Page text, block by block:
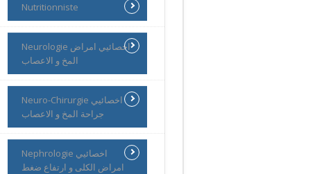
Nutritionniste
Neurologie اخصائيي امراض
المخ و الاعصاب
Neuro-Chirurgie اخصائيي
جراحة المخ و الاعصاب
Nephrologie اخصائيي
امراض الكلى و ارتفاع ضغط